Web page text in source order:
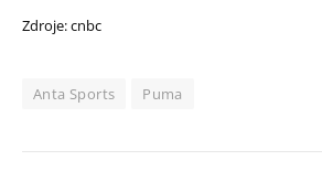
Zdroje: cnbc
Anta Sports Puma